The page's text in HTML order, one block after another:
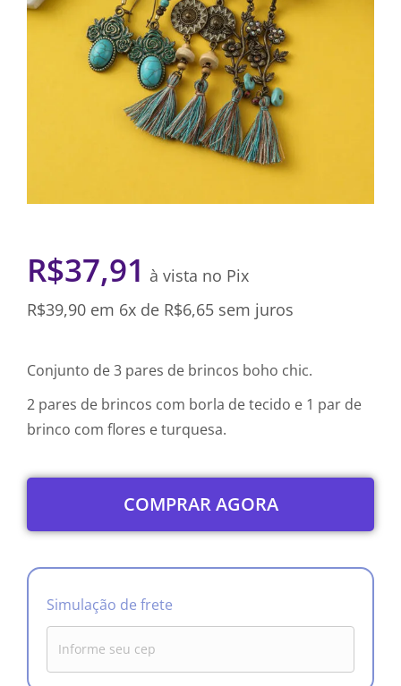
R$37,91 à vista no Pix
R$39,90 em 6x de R$6,65 sem juros
Conjunto de 3 pares de brincos boho chic.
2 pares de brincos com borla de tecido e 1 par de
brinco com flores e turquesa.
COMPRAR AGORA
Simulação de frete